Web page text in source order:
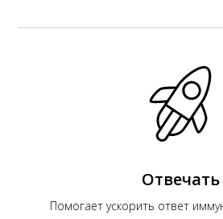
Отвечать
Помогает ускорить ответ